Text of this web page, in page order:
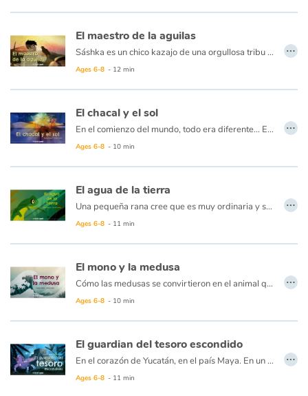
El maestro de la aguilas
Sáshka es un chico kazajo de una orgullosa tribu de jinetes nómadas que erigían sus yurtas al pie de majestuosas montañas, sueña con algún día domar un águila dorada y cazar con ella, como su padre y el padre de su padre. Cuando se encuentra con un águila herida, la protege e intenta sanarla. Una de sus alas cuelga miserablemente, su padre le es sincero, y le dice que el ave nunca será bueno para nada más que andar torpemente por la aldea y ser el hazmerreír de las familias de cazadores. Pero Sáshka persiste porque ve mucho más que eso en los ojos del ave...
Ages 6-8 - 12 min
…
El chacal y el sol
En el comienzo del mundo, todo era diferente... El sol aún no vivía en el cielo, vivía en la tierra, entre las bestias y las flores. Pero hacía tanto calor que todos huyeron, dejando al sol solo con su único amigo, el chacal.
Ages 6-8 - 10 min
…
El agua de la tierra
Una pequeña rana cree que es muy ordinaria y se desespera por atraer la atención de los otros animales. cuando descubre que puede crecer infinitamente al beber el agua del río, empieza a beber toda el agua de la tierra hasta la última gota, para poner al mundo a sus pies...
Ages 6-8 - 11 min
…
El mono y la medusa
Cómo las medusas se convirtieron en el animal que hoy conocemos ...
Ages 6-8 - 10 min
…
El guardian del tesoro escondido
En el corazón de Yucatán, en el país Maya. En un cenote escondido vive una misteriosa criatura, guardiana del tesoro de una antigua civilización. En la oscuridad, espera con ansias el paso del sol, cuyos rayos solo pueden alcanzar las profundidades de su cueva una vez al año. Ese día se acerca y esta vez la criatura está decidida a hacer todo lo posible para mantener esta luz que la calienta y le permite disfrutar de sus tesoros... ¿Pero puede un hombre capturar al sol? ¿Y aún más, quedarse con él?
Ages 6-8 - 11 min
…